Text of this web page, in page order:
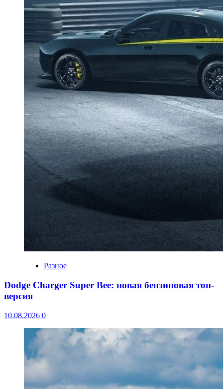
Разное
Dodge Charger Super Bee: новая бензиновая топ-
версия
10.08.2026 0